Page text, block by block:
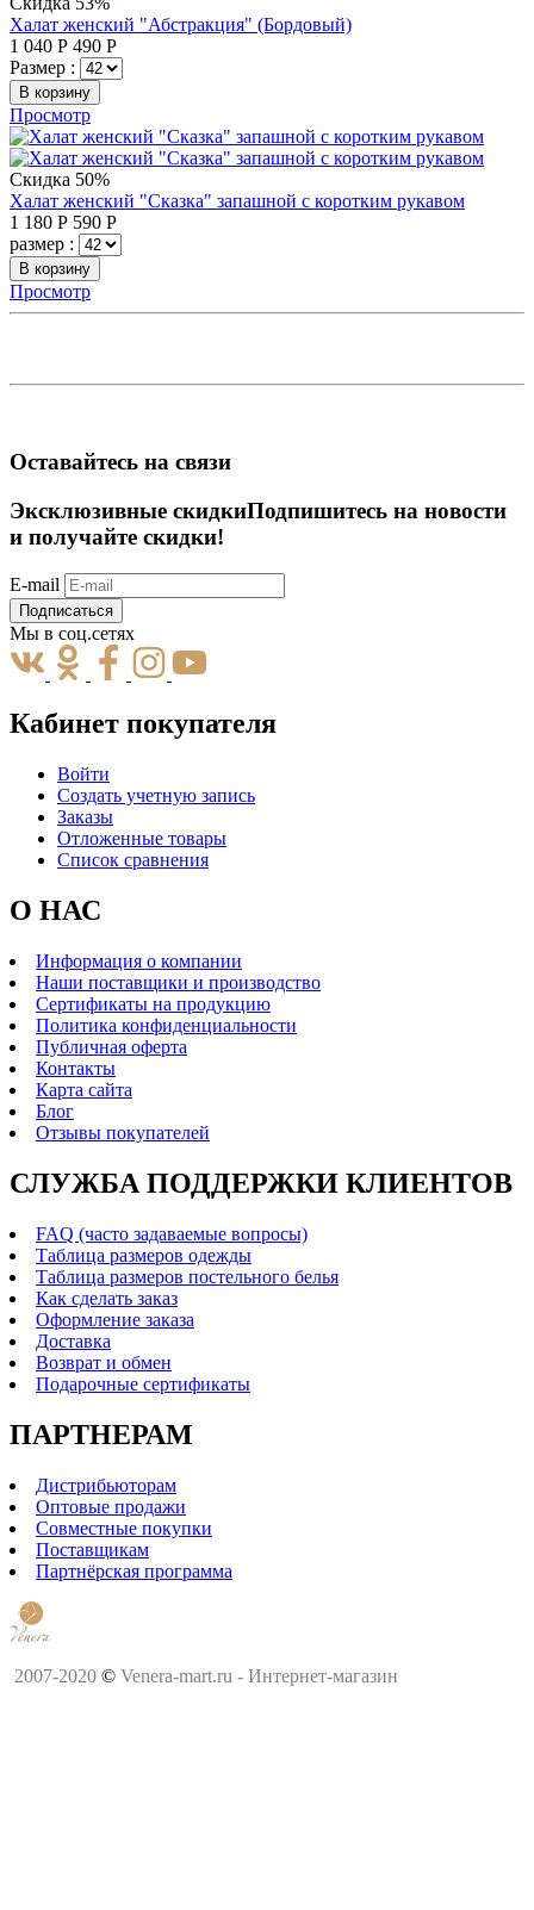
Халат женский "Абстракция" (Бордовый)
1 040 Р 490 Р
Размер :
В корзину
Просмотр
Скидка 50%
Халат женский "Сказка" запашной с коротким рукавом
1 180 Р 590 Р
размер :
В корзину
Просмотр
Оставайтесь на связи
Эксклюзивные скидкиПодпишитесь на новости
и получайте скидки!
E-mail
Подписаться
Мы в соц.сетях
Кабинет покупателя
Войти
Создать учетную запись
Заказы
Отложенные товары
Список сравнения
О НАС
Информация о компании
Наши поставщики и производство
Сертификаты на продукцию
Политика конфиденциальности
Публичная оферта
Контакты
Карта сайта
Блог
Отзывы покупателей
СЛУЖБА ПОДДЕРЖКИ КЛИЕНТОВ
FAQ (часто задаваемые вопросы)
Таблица размеров одежды
Таблица размеров постельного белья
Как сделать заказ
Оформление заказа
Доставка
Возврат и обмен
Подарочные сертификаты
ПАРТНЕРАМ
Дистрибьюторам
Оптовые продажи
Совместные покупки
Поставщикам
Партнёрская программа
2007-2020 © Venera-mart.ru - Интернет-магазин